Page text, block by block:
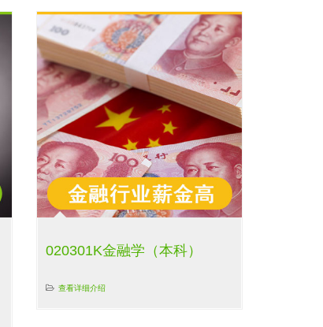
020301K金融学（本科）
查看详细介绍